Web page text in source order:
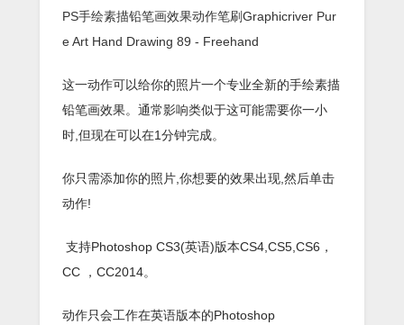
PS手绘素描铅笔画效果动作笔刷Graphicriver Pur
e Art Hand Drawing 89 - Freehand
这一动作可以给你的照片一个专业全新的手绘素描
铅笔画效果。通常影响类似于这可能需要你一小
时,但现在可以在1分钟完成。
你只需添加你的照片,你想要的效果出现,然后单击
动作!
支持Photoshop CS3(英语)版本CS4,CS5,CS6，
CC ，CC2014。
动作只会工作在英语版本的Photoshop